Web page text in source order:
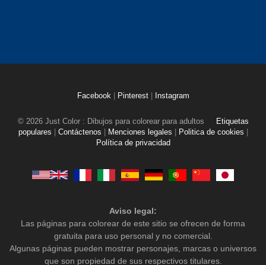
Facebook Pinterest Instagram
© 2026 Just Color : Dibujos para colorear para adultos
Etiquetas
populares
Contáctenos Menciones legales Politica de cookies
Política de privacidad
Aviso legal:
Las páginas para colorear de este sitio se ofrecen de forma
gratuita para uso personal y no comercial.
Algunas páginas pueden mostrar personajes, marcas o universos
que son propiedad de sus respectivos titulares.